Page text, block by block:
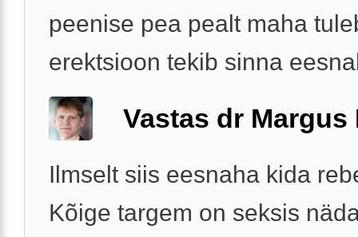
peenise pea pealt maha
erektsioon tekib sinna
Vastas dr Margus
Ilmselt siis eesnaha kida
Kõige targem on seksis